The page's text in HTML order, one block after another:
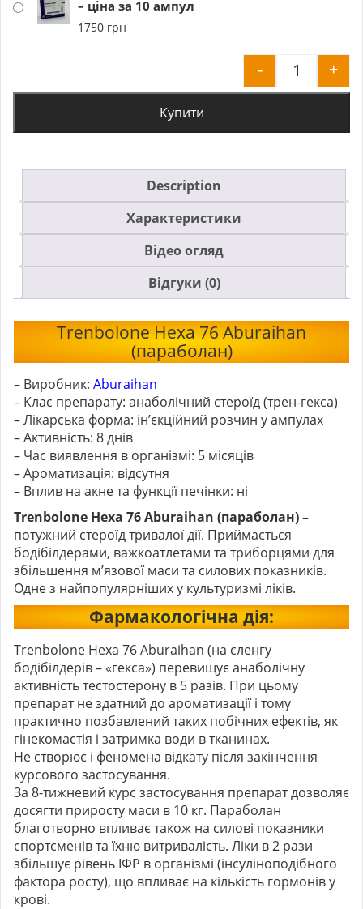
– ціна за 10 ампул
1750 грн
- +
Купити
Description
Характеристики
Відео огляд
Відгуки (0)
Trenbolone Hexa 76 Aburaihan
(параболан)
– Виробник: Aburaihan
– Клас препарату: анаболічний стероїд (трен-гекса)
– Лікарська форма: ін’єкційний розчин у ампулах
– Активність: 8 днів
– Час виявлення в організмі: 5 місяців
– Ароматизація: відсутня
– Вплив на акне та функції печінки: ні
Trenbolone Hexa 76 Aburaihan (параболан)–
потужний стероїд тривалої дії. Приймається
бодібілдерами, важкоатлетами та триборцями для
збільшення м’язової маси та силових показників.
Одне з найпопулярніших у культуризмі ліків.
Фармакологічна дія:
Trenbolone Hexa 76 Aburaihan (на сленгу
бодібілдерів – «гекса») перевищує анаболічну
активність тестостерону в 5 разів. При цьому
препарат не здатний до ароматизації і тому
практично позбавлений таких побічних ефектів, як
гінекомастія і затримка води в тканинах.
Не створює і феномена відкату після закінчення
курсового застосування.
За 8-тижневий курс застосування препарат дозволяє
досягти приросту маси в 10 кг. Параболан
благотворно впливає також на силові показники
спортсменів та їхню витривалість. Ліки в 2 рази
збільшує рівень ІФР в організмі (інсуліноподібного
фактора росту), що впливає на кількість гормонів у
крові.